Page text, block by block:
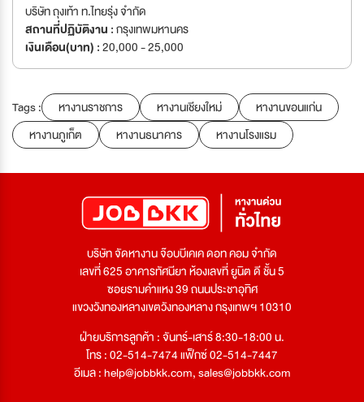
บริษัท ถุงเท้า ท.ไทยรุ่ง จำกัด
สถานที่ปฏิบัติงาน :กรุงเทพมหานคร
เงินเดือน(บาท) :20,000 - 25,000
Tags : หางานราชการ หางานเชียงใหม่
หางานขอนแก่น
หางานภูเก็ต
หางานธนาคาร หางานโรงแรม
บริษัท จัดหางาน จ๊อบบีเคเค ดอท คอม จำกัด
เลขที่ 625 อาคารทัศนียา ห้องเลขที่ ยูนิต ดี ชั้น 5
ซอยรามคำแหง 39 ถนนประชาอุทิศ
แขวงวังทองหลางเขตวังทองหลาง กรุงเทพฯ 10310
ฝ่ายบริการลูกค้า : จันทร์-เสาร์ 8:30-18:00 น.
โทร : 02-514-7474 แฟ็กซ์ 02-514-7447
อีเมล :help@jobbkk.com,sales@jobbkk.com